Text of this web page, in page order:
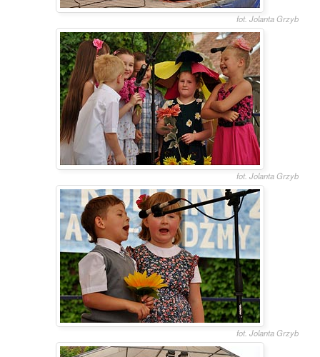
fot. Jolanta Grzyb
fot. Jolanta Grzyb
fot. Jolanta Grzyb